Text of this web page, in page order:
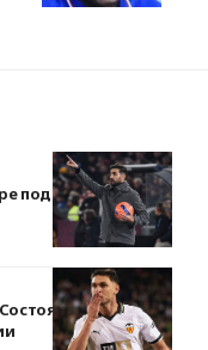
подряд — на этот